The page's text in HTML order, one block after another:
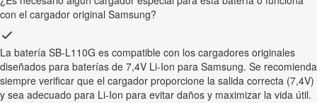
con el cargador original Samsung?
La batería SB-L110G es compatible con los cargadores originales
diseñados para baterías de 7,4V Li-Ion para Samsung. Se recomienda
siempre verificar que el cargador proporcione la salida correcta (7,4V)
y sea adecuado para Li-Ion para evitar daños y maximizar la vida útil.